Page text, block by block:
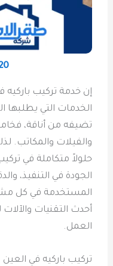
20 يونيو،
إن خدمة تركيب
الخدمات التي يطلبها
تضيفه من أناقة،
والفيلات والمكاتب.
حلولاً متكاملة في
الجودة في التنفيذ،
المستخدمة في كل
أحدث التقنيات
العمل.
تركيب باركيه في العين